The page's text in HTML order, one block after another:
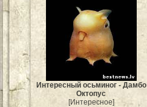
Интересный осьминог - Дамбо
Октопус
[Интересное]